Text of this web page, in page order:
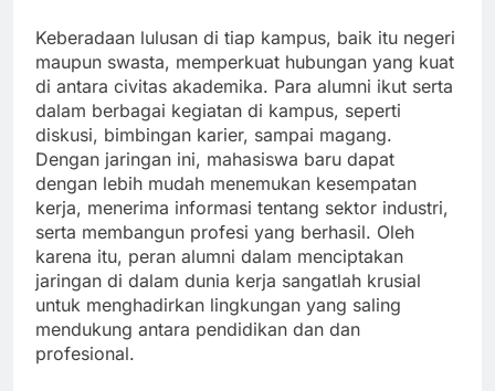
Keberadaan lulusan di tiap kampus, baik itu negeri
maupun swasta, memperkuat hubungan yang kuat
di antara civitas akademika. Para alumni ikut serta
dalam berbagai kegiatan di kampus, seperti
diskusi, bimbingan karier, sampai magang.
Dengan jaringan ini, mahasiswa baru dapat
dengan lebih mudah menemukan kesempatan
kerja, menerima informasi tentang sektor industri,
serta membangun profesi yang berhasil. Oleh
karena itu, peran alumni dalam menciptakan
jaringan di dalam dunia kerja sangatlah krusial
untuk menghadirkan lingkungan yang saling
mendukung antara pendidikan dan dan
profesional.